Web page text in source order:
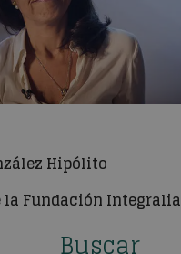
Hipólito
la Fundación Integralia
Buscar